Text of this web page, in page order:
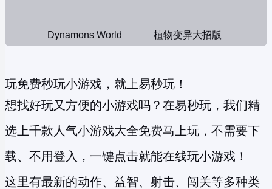
Dynamons World 植物变异大招版
玩免费秒玩小游戏，就上易秒玩！
想找好玩又方便的小游戏吗？在易秒玩，我们精
选上千款人气小游戏大全免费马上玩，不需要下
载、不用登入，一键点击就能在线玩小游戏！
这里有最新的动作、益智、射击、闯关等多种类